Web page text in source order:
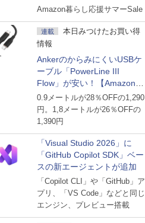
Air」256GB版が139,800円な
Amazon暮らし応援サマーSale
連載
本日みつけたお買い得
情報
AnkerのからみにくいUSBケ
ーブル「PowerLine III
Flow」が安い！【Amazon暮
らし応援サマーSale】
0.9メートルが28％OFFの1,290
円。1,8メートルが26％OFFの
1,390円
「Visual Studio 2026」に
「GitHub Copilot SDK」ベー
スの新エージェントが追加
「Copilot CLI」や「GitHub」ア
プリ、「VS Code」などと同じ
エンジン、プレビュー搭載